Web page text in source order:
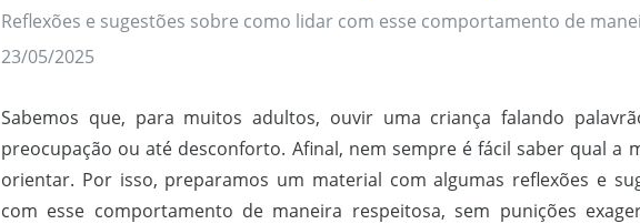
Reflexões e sugestões sobre como lidar com esse comportamento de
23/05/2025
Sabemos que, para muitos adultos, ouvir uma criança falando
preocupação ou até desconforto. Afinal, nem sempre é fácil saber qual a
orientar. Por isso, preparamos um material com algumas reflexões e
com esse comportamento de maneira respeitosa, sem punições